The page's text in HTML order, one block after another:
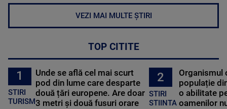
VEZI MAI MULTE ȘTIRI
TOP CITITE
1
STIRI
TURISM
Unde se află cel mai scurt
pod din lume care desparte
două țări europene. Are doar
3 metri și două fusuri orare
2
STIRI
STIINTA
Organismul
populație
o abilitate
oamenilor